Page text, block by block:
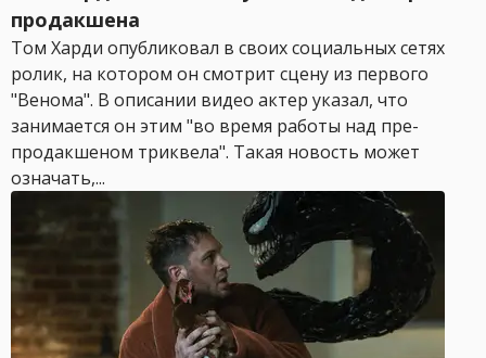
продакшена
Том Харди опубликовал в своих социальных сетях
ролик, на котором он смотрит сцену из первого
"Венома". В описании видео актер указал, что
занимается он этим "во время работы над пре-
продакшеном триквела". Такая новость может
означать,...